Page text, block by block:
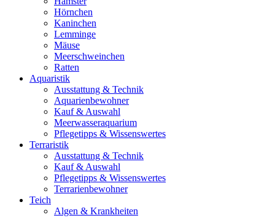
Hörnchen
Kaninchen
Lemminge
Mäuse
Meerschweinchen
Ratten
Aquaristik
Ausstattung & Technik
Aquarienbewohner
Kauf & Auswahl
Meerwasseraquarium
Pflegetipps & Wissenswertes
Terraristik
Ausstattung & Technik
Kauf & Auswahl
Pflegetipps & Wissenswertes
Terrarienbewohner
Teich
Algen & Krankheiten